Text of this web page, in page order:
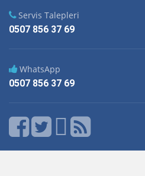
Servis Talepleri
0507 856 37 69
WhatsApp
0507 856 37 69